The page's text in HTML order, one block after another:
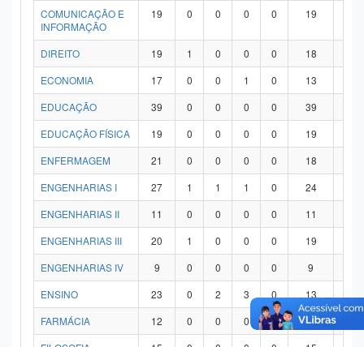
COMUNICAÇÃO E
INFORMAÇÃO
19 0 0 0 0 19
DIREITO 19 1 0 0 0 18
ECONOMIA
17 0 0 1 0 13
EDUCAÇÃO
39 0 0 0 0 39
EDUCAÇÃO FÍSICA
19 0 0 0 0 19
ENFERMAGEM
21 0 0 0 0 18
ENGENHARIAS I
27 1 1 1 0 24
ENGENHARIAS II
11 0 0 0 0 11
ENGENHARIAS III
20 1 0 0 0 19
ENGENHARIAS IV
9 0 0 0 0 9
ENSINO
23 0 2 3 0 13
FARMÁCIA
12 0 0 0 0 12